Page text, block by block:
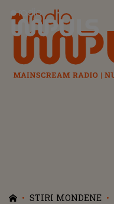
Radio Impuls
STIRI MONDENE